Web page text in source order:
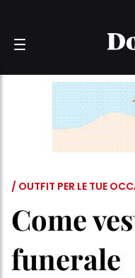
/ OUTFIT PER LE TUE
Come
funerale